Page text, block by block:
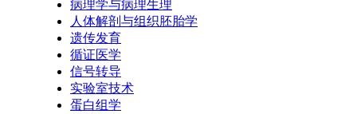
病理学与病理生理
人体解剖与组织胚胎学
遗传发育
循证医学
信号转导
实验室技术
蛋白组学